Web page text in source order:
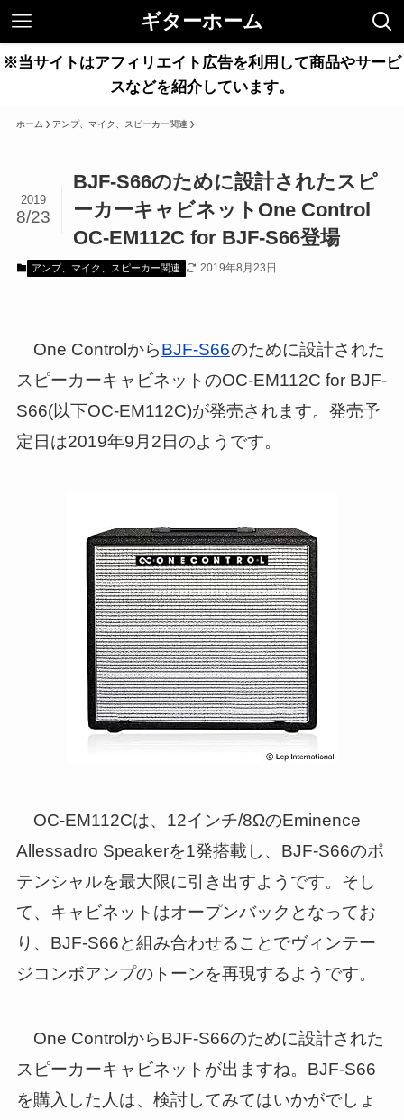
ギターホーム
※当サイトはアフィリエイト広告を利用して商品やサービ
スなどを紹介しています。
ホーム アンプ、マイク、スピーカー関連
BJF-S66のために設計されたスピ
ーカーキャビネットOne Control
OC-EM112C for BJF-S66登場
2019
8/23
アンプ、マイク、スピーカー関連 2019年8月23日
One ControlからBJF-S66のために設計された
スピーカーキャビネットのOC-EM112C for BJF-
S66(以下OC-EM112C)が発売されます。発売予
定日は2019年9月2日のようです。
OC-EM112Cは、12インチ/8ΩのEminence
Allessadro Speakerを1発搭載し、BJF-S66のポ
テンシャルを最大限に引き出すようです。そし
て、キャビネットはオープンバックとなってお
り、BJF-S66と組み合わせることでヴィンテー
ジコンボアンプのトーンを再現するようです。
One ControlからBJF-S66のために設計された
スピーカーキャビネットが出ますね。BJF-S66
を購入した人は、検討してみてはいかがでしょ